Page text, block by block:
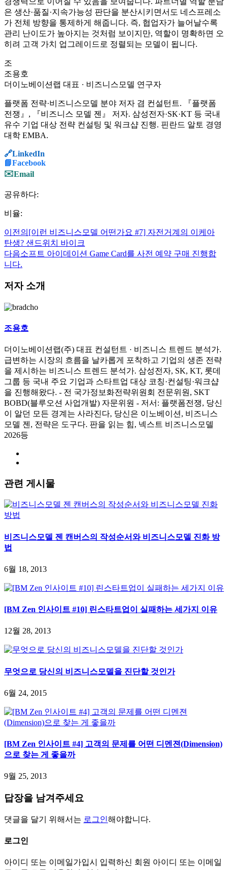
은 생산·품질·지속가능성 판단을 분산시키면서도 네스프레소
가 전체 방향을 통제하게 해줍니다. 즉, 협업자가 늘어날수록
관리 난이도가 높아지는 것처럼 보이지만, 역할이 명확하면 오
히려 고객 가치 업그레이드로 정렬되는 모델이 됩니다.
조
조용호
더이노베이션랩 대표 · 비즈니스모델 연구자
플랫폼 전략·비즈니스모델 분야 저자 겸 컨설턴트. 『플랫폼
전쟁』, 『비즈니스 모델 젠』 저자. 삼성전자·SK·KT 등 국내
유수 기업 대상 전략 컨설팅 및 워크샵 진행. 핀란드 알토 경영
대학 EMBA.
🔗LinkedIn
📘Facebook
✉️Email
공유하다:
비율:
이전의 [이런 비즈니스모델 어떤가요 #7] 자전거계의 이케아
탄생? 샌드위치 바이크
다음소프트 아이데이션 Game Card를 사전 예약 구매 진행합
니다.
저자 소개
조용호
더이노베이션랩(주) 대표 컨설턴트 · 비즈니스 트렌드 분석가.
급변하는 시장의 흐름을 날카롭게 포착하고 기업의 생존 전략
을 제시하는 비즈니스 트렌드 분석가. 삼성전자, SK, KT, 롯데
그룹 등 국내 주요 기업과 스타트업 대상 코칭·컨설팅·워크샵
을 진행해왔다. - 전 국가정보화전략위원회 전문위원, SKT
BOBD(블루오션 사업개발) 자문위원 - 저서: 플랫폼전쟁, 당신
이 알던 모든 경계는 사라진다, 당신은 이노베이션, 비즈니스
모델 젠, 전략은 도구다. 판을 읽는 힘, 넥스트 비즈니스모델
2026등
관련 게시물
비즈니스모델 젠 캔버스의 작성순서와 비즈니스모델 진화 방
법
6월 18, 2013
[BM Zen 인사이트 #10] 린스타트업이 실패하는 세가지 이유
12월 28, 2013
무엇으로 당신의 비즈니스모델을 진단할 것인가
6월 24, 2015
[BM Zen 인사이트 #4] 고객의 문제를 어떤 디멘젼(Dimension)
으로 찾는 게 좋을까
9월 25, 2013
답장을 남겨주세요
댓글을 달기 위해서는 로그인해야합니다.
로그인
아이디 또는 이메일가입시 입력하신 회원 아이디 또는 이메일